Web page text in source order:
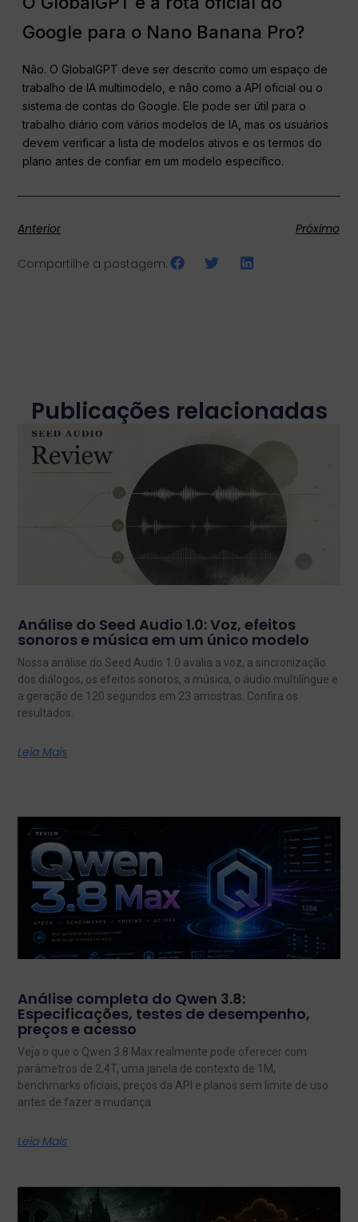
Google para o Nano Banana Pro?
Não. O GlobalGPT deve ser descrito como um espaço de
trabalho de IA multimodelo, e não como a API oficial ou o
sistema de contas do Google. Ele pode ser útil para o
trabalho diário com vários modelos de IA, mas os usuários
devem verificar a lista de modelos ativos e os termos do
plano antes de confiar em um modelo específico.
Anterior Próximo
Compartilhe a postagem:
Publicações relacionadas
Análise do Seed Audio 1.0: Voz, efeitos
sonoros e música em um único modelo
Nossa análise do Seed Audio 1.0 avalia a voz, a sincronização
dos diálogos, os efeitos sonoros, a música, o áudio multilíngue e
a geração de 120 segundos em 23 amostras. Confira os
resultados.
Leia Mais
Análise completa do Qwen 3.8:
Especificações, testes de desempenho,
preços e acesso
Veja o que o Qwen 3.8 Max realmente pode oferecer com
parâmetros de 2,4T, uma janela de contexto de 1M,
benchmarks oficiais, preços da API e planos sem limite de uso
antes de fazer a mudança.
Leia Mais